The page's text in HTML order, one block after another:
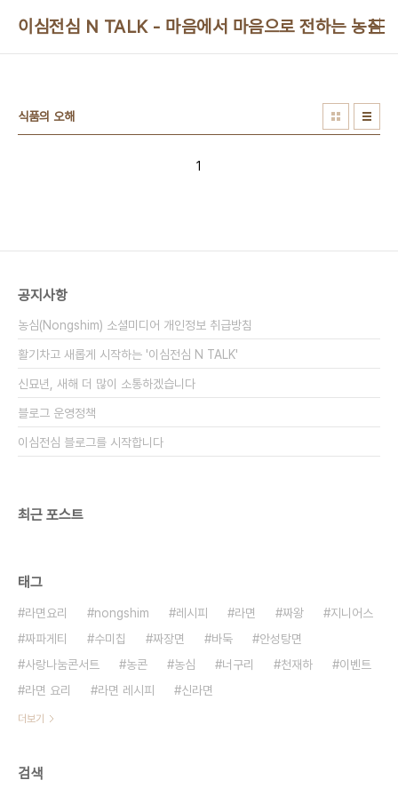
이심전심 N TALK - 마음에서 마음으로 전하는 농심
식품의 오해
1
공지사항
농심(Nongshim) 소셜미디어 개인정보 취급방침
활기차고 새롭게 시작하는 '이심전심 N TALK'
신묘년, 새해 더 많이 소통하겠습니다
블로그 운영정책
이심전심 블로그를 시작합니다
최근 포스트
태그
라면요리 nongshim 레시피 라면 짜왕
지니어스
짜파게티
수미칩 짜장면 바둑
안성탕면
사랑나눔콘서트
농콘 농심 너구리 천재하
이벤트
라면 요리
라면 레시피 신라면
더보기
검색